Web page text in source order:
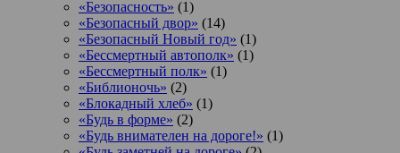
«Безопасность» (1)
«Безопасный двор» (14)
«Безопасный Новый год» (1)
«Бессмертный автополк» (1)
«Бессмертный полк» (1)
«Библионочь» (2)
«Блокадный хлеб» (1)
«Будь в форме» (2)
«Будь внимателен на дороге!» (1)